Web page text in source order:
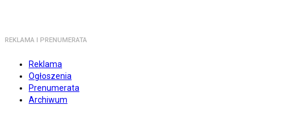
REKLAMA I PRENUMERATA
Reklama
Ogłoszenia
Prenumerata
Archiwum